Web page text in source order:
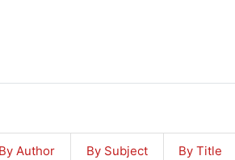
By Author By Subject By Title